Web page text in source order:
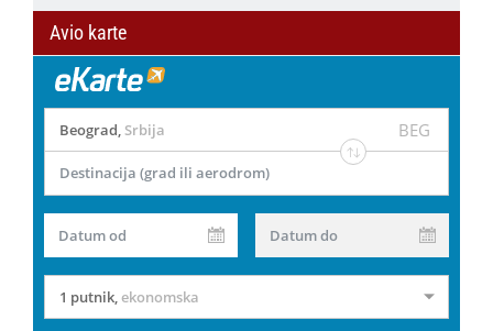
Avio karte
Beograd, Srbija BEG
Destinacija (grad ili aerodrom)
Datum od Datum do
1 putnik,ekonomska